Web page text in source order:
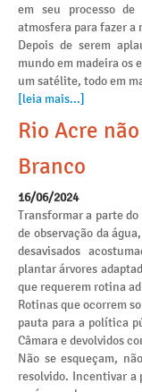
em seu processo
atmosfera para fazer a
Depois de serem
mundo em madeira os
um satélite, todo em
[leia mais...]
Rio Acre
Branco
16/06/2024
Transformar a parte
de observação da
desavisados
plantar árvores
que requerem rotina
Rotinas que ocorrem
pauta para a política
Câmara e devolvidos
Não se esqueçam,
resolvido. Incentivar a